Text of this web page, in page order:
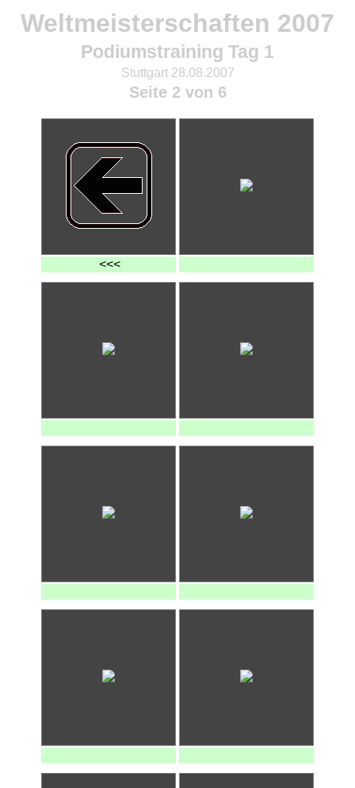
Weltmeisterschaften 2007
Podiumstraining Tag 1
Stuttgart 28.08.2007
Seite 2 von 6
<<<